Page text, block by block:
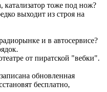
катализатор тоже под нож?
выходит из строя на
и в автосервисе?
от пиратской "вебки".
обновленная
бесплатно,